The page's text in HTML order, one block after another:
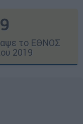
το ΕΘΝΟΣ
2019